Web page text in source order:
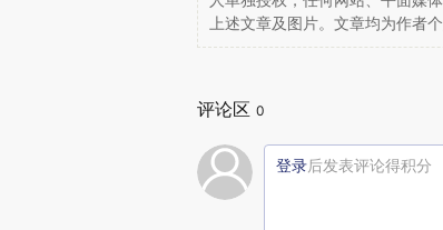
上述文章及图片。文章均为作者
评论区 0
登录后发表评论得积分